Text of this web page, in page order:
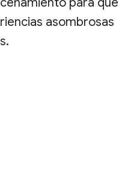
asombrosas